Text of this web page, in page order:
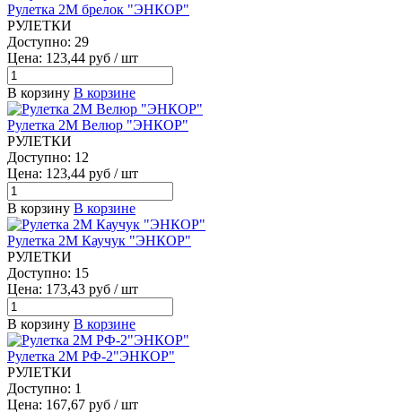
Рулетка 2М брелок "ЭНКОР"
РУЛЕТКИ
Доступно: 29
Цена: 123,44 руб / шт
В корзину В корзине
Рулетка 2М Велюр "ЭНКОР"
РУЛЕТКИ
Доступно: 12
Цена: 123,44 руб / шт
В корзину В корзине
Рулетка 2М Каучук "ЭНКОР"
РУЛЕТКИ
Доступно: 15
Цена: 173,43 руб / шт
В корзину В корзине
Рулетка 2М РФ-2"ЭНКОР"
РУЛЕТКИ
Доступно: 1
Цена: 167,67 руб / шт